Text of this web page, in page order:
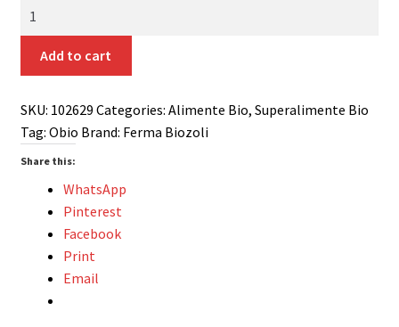
100g
Biozoli
quantity
Add to cart
SKU: 102629 Categories: Alimente Bio, Superalimente Bio
Tag: Obio Brand: Ferma Biozoli
Share this:
WhatsApp
Pinterest
Facebook
Print
Email